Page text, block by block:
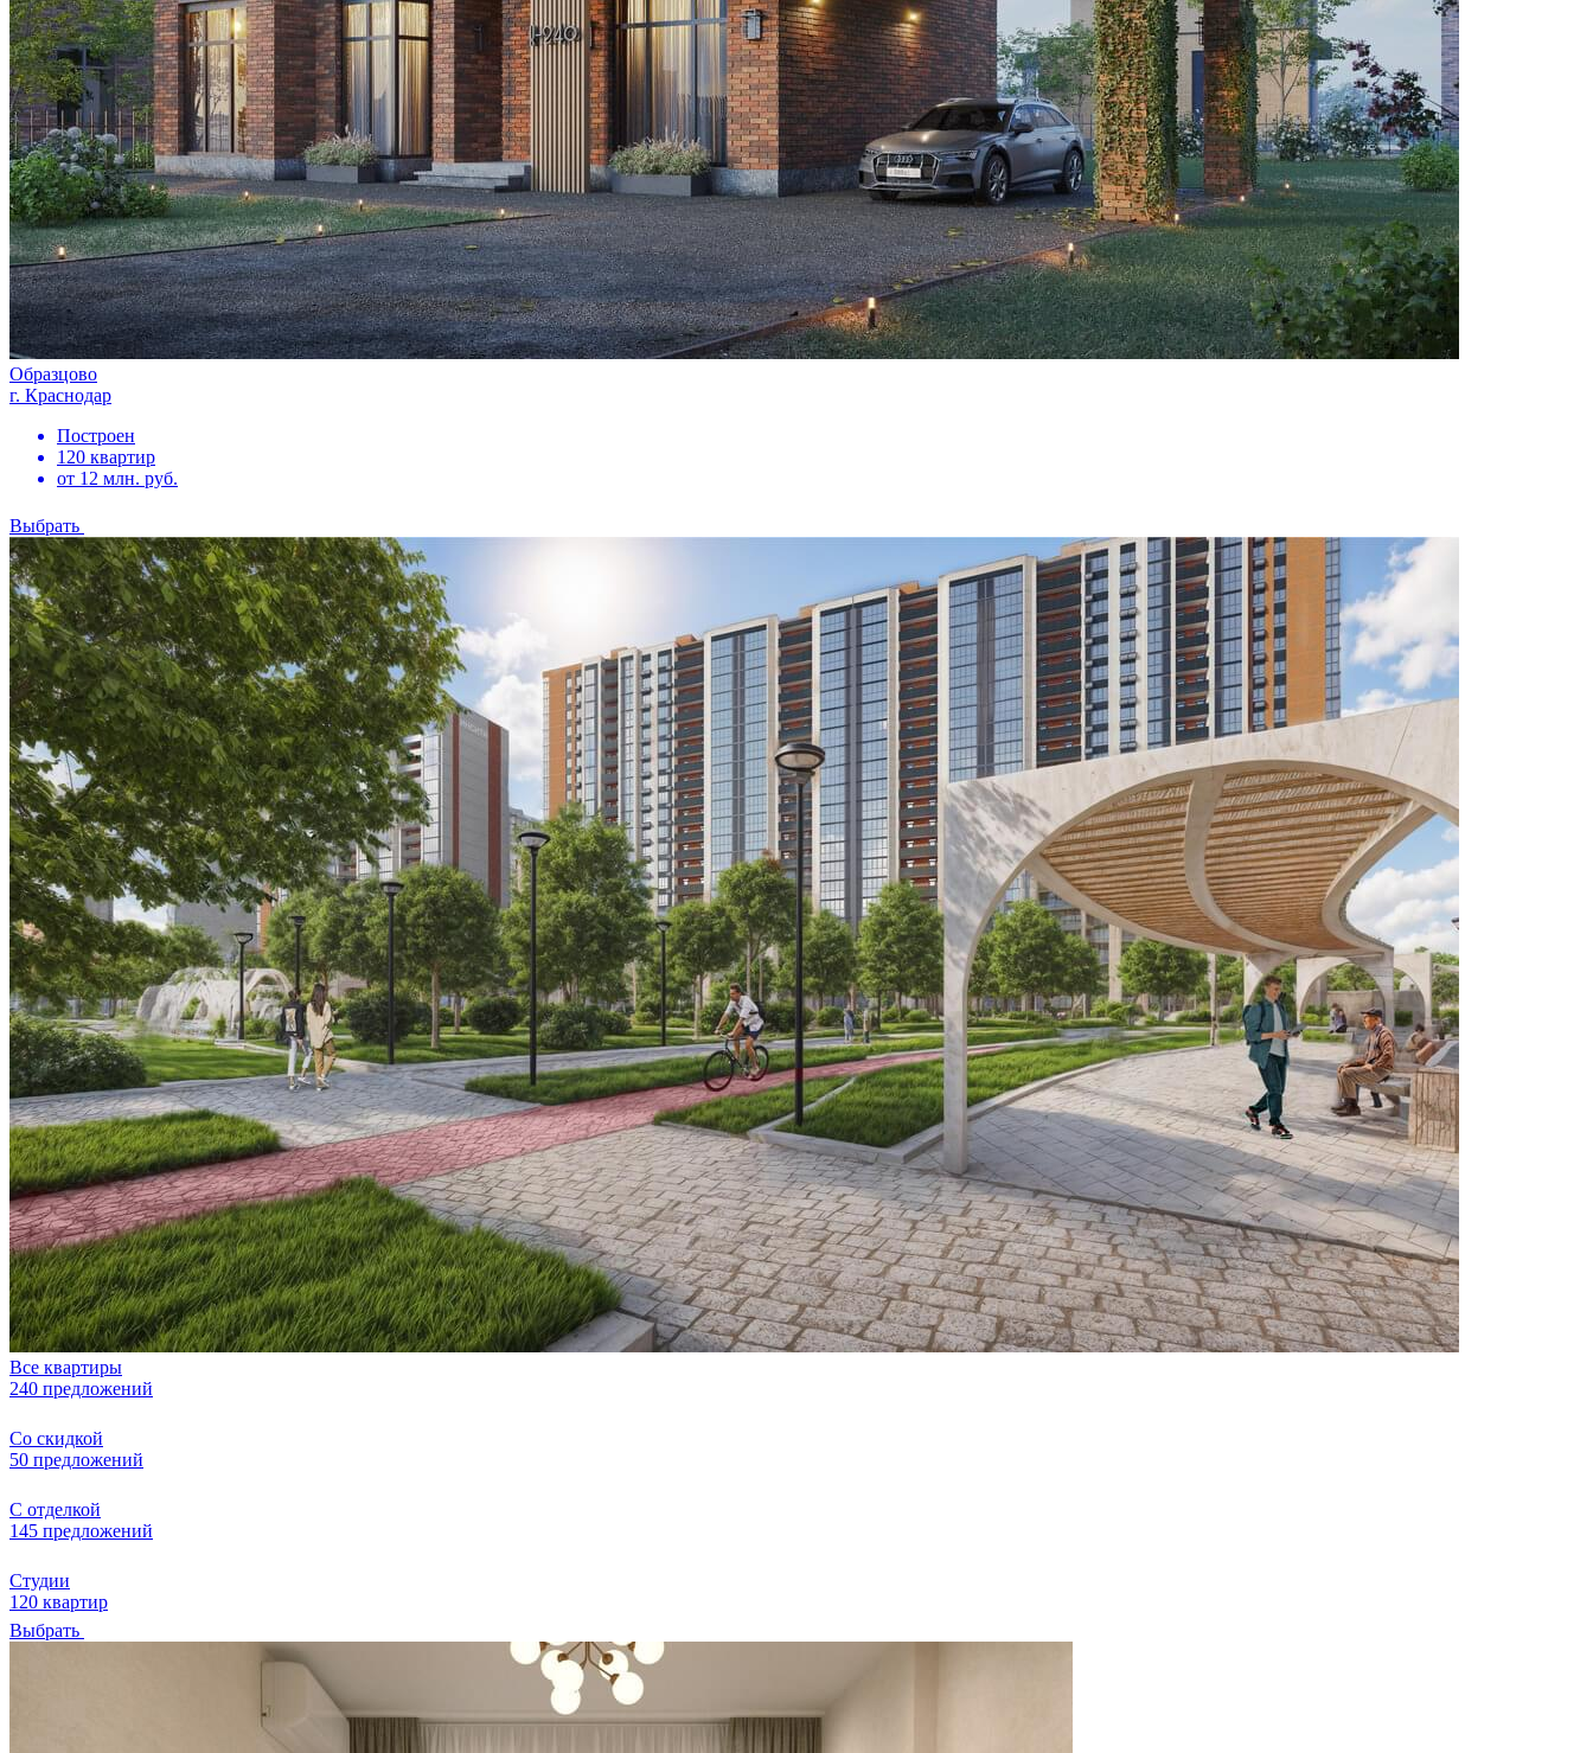
Образцово
г. Краснодар
Построен
120 квартир
от 12 млн. руб.
Выбрать
Все квартиры
240 предложений
Со скидкой
50 предложений
С отделкой
145 предложений
Студии
120 квартир
Выбрать